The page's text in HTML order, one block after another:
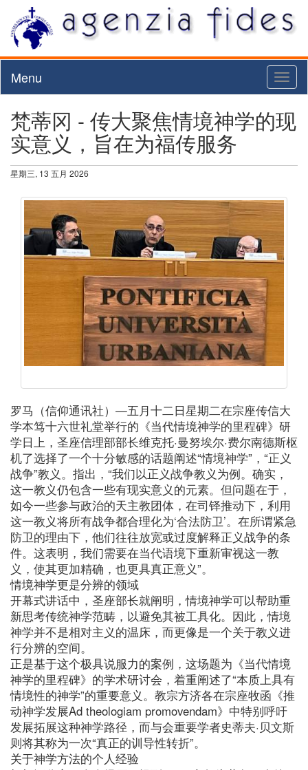
Menu
梵蒂冈 - 传大聚焦情境神学的现
实意义，旨在为福传服务
星期三, 13 五月 2026
罗马（信仰通讯社）—五月十二日星期二在宗座传信大
学本笃十六世礼堂举行的《当代情境神学的里程碑》研
学日上，圣座信理部部长维克托·曼努埃尔·费尔南德斯枢
机了选择了一个十分敏感的话题阐述“情境神学”，“正义
战争”教义。指出，“我们以正义战争教义为例。确实，
这一教义仍包含一些有现实意义的元素。但问题在于，
如今一些参与政治的天主教团体，在司铎推动下，利用
这一教义将所有战争都合理化为‘合法防卫’。在所谓紧急
防卫的理由下，他们往往放宽或过度解释正义战争的条
件。这表明，我们需要在当代语境下重新审视这一教
义，使其更加精确，也更具真正意义”。
情境神学更是分辨的领域
开幕式讲话中，圣座部长就阐明，情境神学可以帮助重
新思考传统神学范畴，以避免其被工具化。因此，情境
神学并不是相对主义的温床，而更像是一个关于教义进
行分辨的空间。
正是基于这个极具说服力的案例，这场题为《当代情境
神学的里程碑》的学术研讨会，着重阐述了“本质上具有
情境性的神学”的重要意义。教宗方济各在宗座牧函《推
动神学发展Ad theologiam promovendam》中特别呼吁
发展拓展这种神学路径，而与会重要学者史蒂夫·贝文斯
则将其称为一次“真正的训导性转折”。
关于神学方法的个人经验